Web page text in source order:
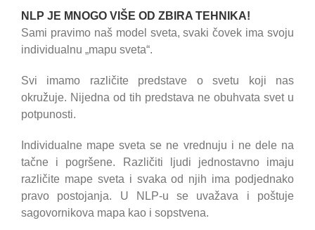
NLP JE MNOGO VIŠE OD ZBIRA TEHNIKA!
Sami pravimo naš model sveta, svaki čovek ima svoju
individualnu „mapu sveta“.
Svi imamo različite predstave o svetu koji nas
okružuje. Nijedna od tih predstava ne obuhvata svet u
potpunosti.
Individualne mape sveta se ne vrednuju i ne dele na
tačne i pogršene. Različiti ljudi jednostavno imaju
različite mape sveta i svaka od njih ima podjednako
pravo postojanja. U NLP-u se uvažava i poštuje
sagovornikova mapa kao i sopstvena.